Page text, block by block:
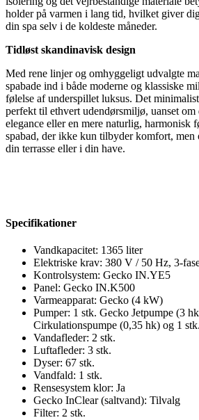
holder på varmen i lang tid, hvilket giver
din spa selv i de koldeste måneder.
Tidløst skandinavisk design
Med rene linjer og omhyggeligt udvalgte
spabade ind i både moderne og klassiske
følelse af underspillet luksus. Det
perfekt til ethvert udendørsmiljø, uanset
elegance eller en mere naturlig, harmonisk
spabad, der ikke kun tilbyder komfort, men
din terrasse eller i din have.
Specifikationer
Vandkapacitet: 1365 liter
Elektriske krav: 380 V / 50 Hz, 3-
Kontrolsystem: Gecko IN.YE5
Panel: Gecko IN.K500
Varmeapparat: Gecko (4 kW)
Pumper: 1 stk. Gecko Jetpumpe (3
Cirkulationspumpe (0,35 hk) og 1
Vandafleder: 2 stk.
Luftafleder: 3 stk.
Dyser: 67 stk.
Vandfald: 1 stk.
Rensesystem klor: Ja
Gecko InClear (saltvand): Tilvalg
Filter: 2 stk.